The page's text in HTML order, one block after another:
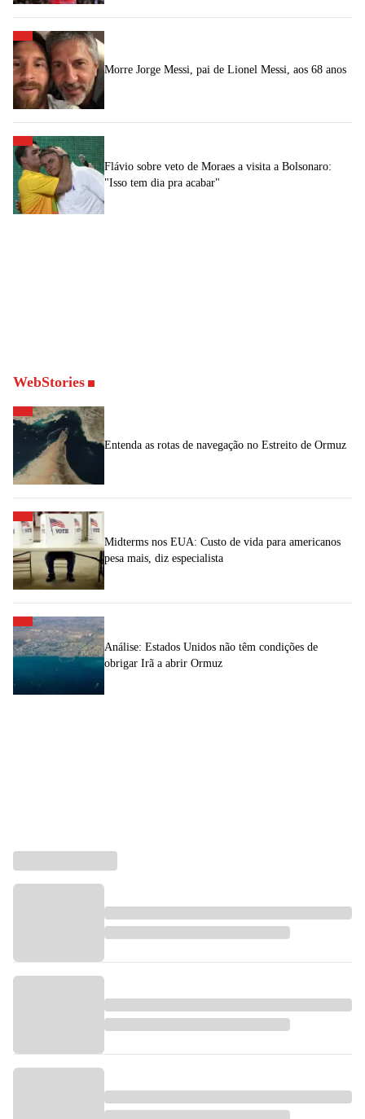
Morre Jorge Messi, pai de Lionel Messi, aos 68 anos
Flávio sobre veto de Moraes a visita a Bolsonaro:
"Isso tem dia pra acabar"
WebStories
Entenda as rotas de navegação no Estreito de Ormuz
Midterms nos EUA: Custo de vida para americanos
pesa mais, diz especialista
Análise: Estados Unidos não têm condições de
obrigar Irã a abrir Ormuz